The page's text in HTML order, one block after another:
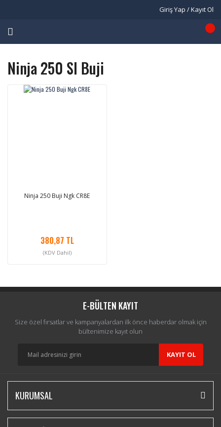
Giriş Yap / Kayıt Ol
Ninja 250 Sl Buji
Ninja 250 Buji Ngk CR8E
380,87 TL
(KDV Dahil)
E-BÜLTEN KAYIT
Size özel fırsatlar ve kampanyalardan ilk önce haberdar olmak için
bültenimize kayıt olun
KAYIT OL
KURUMSAL